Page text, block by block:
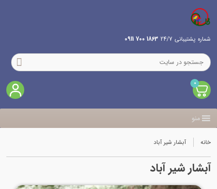
شماره پشتیبانی 24/7 1863 700 0911
0
منو
خانه آبشار شیر آباد
آبشار شیر آباد